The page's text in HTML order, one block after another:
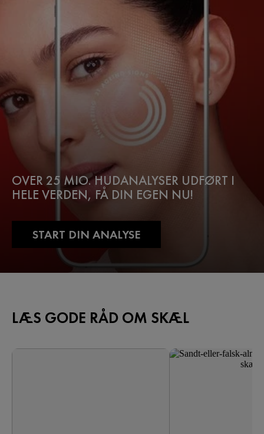
OVER 25 MIO. HUDANALYSER UDFØRT I
HELE VERDEN, FÅ DIN EGEN NU!
START DIN ANALYSE
LÆS GODE RÅD OM SKÆL